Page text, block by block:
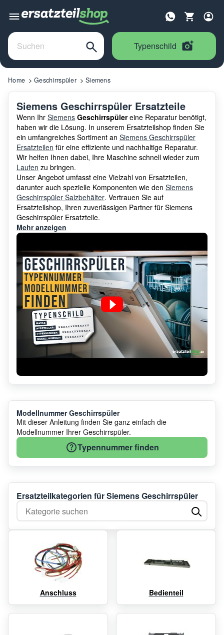
Typenschild
Home Geschirrspüler Siemens
Siemens Geschirrspüler Ersatzteile
Wenn Ihr Siemens Geschirrspülereine Reparatur benötigt,
haben wir die Lösung. In unserem Ersatzteilshop finden Sie
ein umfangreiches Sortiment an Siemens Geschirrspüler
Ersatzteilen für eine effiziente und nachhaltige Reparatur.
Wir helfen Ihnen dabei, Ihre Maschine schnell wieder zum
Laufen zu bringen.
Unser Angebot umfasst eine Vielzahl von Ersatzteilen,
darunter auch spezielle Komponenten wie den Siemens
Geschirrspüler Salzbehälter. Vertrauen Sie auf
Ersatzteilshop, Ihren zuverlässigen Partner für Siemens
Geschirrspüler Ersatzteile.
Mehr anzeigen
Modellnummer Geschirrspüler
Mit dieser Anleitung finden Sie ganz einfach die
Modellnummer Ihrer Geschirrspüler.
Typennummer finden
Ersatzteilkategorien für Siemens Geschirrspüler
Kategorie suchen
Anschluss Bedienteil